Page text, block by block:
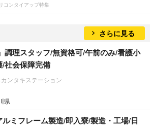
コンタイアップ特集
さらに見る
調理スタッフ/無資格可/午前のみ/看護小
社会保障完備
ンタキステーション
県
ルミフレーム製造/即入寮/製造・工場/日